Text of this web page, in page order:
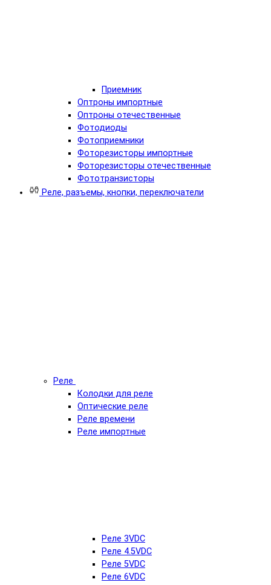
Приемник
Оптроны импортные
Оптроны отечественные
Фотодиоды
Фотоприемники
Фоторезисторы импортные
Фоторезисторы отечественные
Фототранзисторы
Реле, разъемы, кнопки, переключатели
Реле
Колодки для реле
Оптические реле
Реле времени
Реле импортные
Реле 3VDC
Реле 4.5VDC
Реле 5VDC
Реле 6VDC